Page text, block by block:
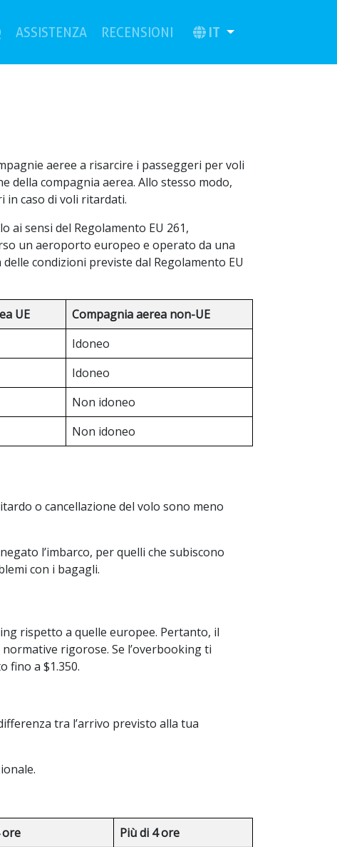
(current)
ASSISTENZA RECENSIONI (current)
IT
aeree a risarcire i passeggeri per voli
della compagnia aerea. Allo stesso modo,
in caso di voli ritardati.
ai sensi del Regolamento EU 261,
un aeroporto europeo e operato da una
condizioni previste dal Regolamento EU
UE
Compagnia aerea non-UE
Idoneo
Idoneo
Non idoneo
Non idoneo
o cancellazione del volo sono meno
l’imbarco, per quelli che subiscono
con i bagagli.
rispetto a quelle europee. Pertanto, il
rigorose. Se l’overbooking ti
fino a $1.350.
tra l’arrivo previsto alla tua
ore Più di 4 ore